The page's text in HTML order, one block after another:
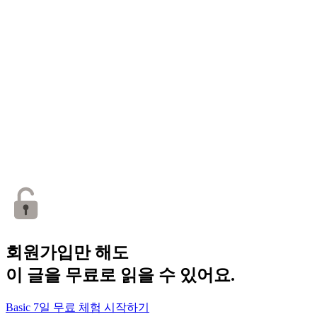
회원가입만 해도
이 글을 무료로 읽을 수 있어요.
Basic 7일 무료 체험 시작하기